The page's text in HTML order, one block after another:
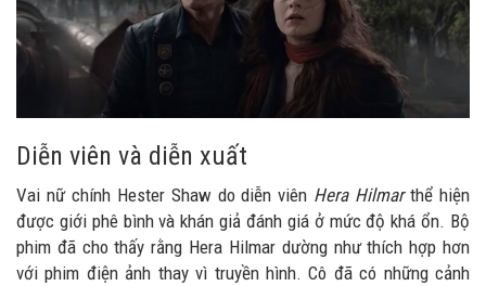
Diễn viên và diễn xuất
Vai nữ chính Hester Shaw do diễn viên Hera Hilmarthể hiện
được giới phê bình và khán giả đánh giá ở mức độ khá ổn. Bộ
phim đã cho thấy rằng Hera Hilmar dường như thích hợp hơn
với phim điện ảnh thay vì truyền hình. Cô đã có những cảnh